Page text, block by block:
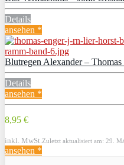
Details
ansehen *
Blutregen Alexander –
Details
ansehen *
8,95 €
inkl. MwSt. Zuletzt aktualisiert am: 29.
ansehen *